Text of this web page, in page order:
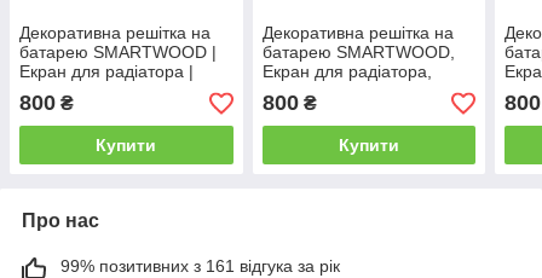
Декоративна решітка на
батарею SMARTWOOD |
Екран для радіатора |
Накладка на батарею
розмір 600*600
800 ₴
Купити
Декоративна решітка на
батарею SMARTWOOD,
Екран для радіатора,
Накладка на батарею
600*600
800₴
Купити
800
Про нас
99% позитивних з 161 відгука за рік